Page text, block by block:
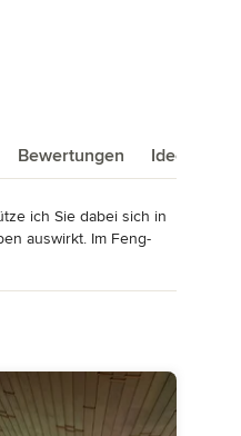
Bewertungen Ideenbücher
ich Sie dabei sich in
auswirkt. Im Feng-
vertieften sich die
Kun Wah ist einer
die alten